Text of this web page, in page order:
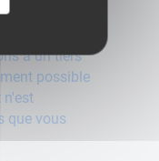
à un tiers
possible
n'est
que vous